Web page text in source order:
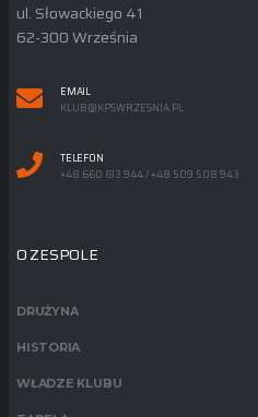
ul. Słowackiego 41
62-300 Września
EMAIL
KLUB@KPSWRZESNIA.PL
TELEFON
+48 660 613 944 / +48 509 508 943
O ZESPOLE
DRUŻYNA
HISTORIA
WŁADZE KLUBU